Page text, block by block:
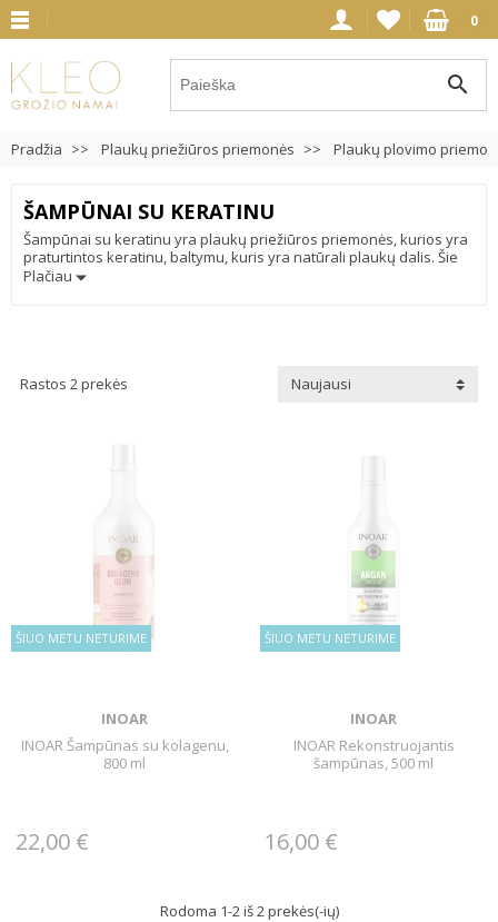
0
search
Pradžia Plaukų priežiūros priemonės Plaukų plovimo
ŠAMPŪNAI SU KERATINU
Šampūnai su keratinu yra plaukų priežiūros priemonės, kurios yra
praturtintos keratinu, baltymu, kuris yra natūrali plaukų dalis. Šie
šampūnai yra skirti plaukų stiprinimui, maitinimui ir atstatymui.
sausų, pažeistų arba plonų plaukų.
Plačiau
Rastos 2 prekės Naujausi
ŠIUO METU NETURIME
INOAR
INOAR Šampūnas su kolagenu,
800 ml
22,00 €
ŠIUO METU NETURIME
INOAR
INOAR Rekonstruojantis
šampūnas, 500 ml
16,00 €
Rodoma 1-2 iš 2 prekės(-ių)